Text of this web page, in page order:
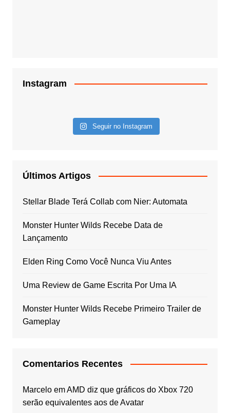
Instagram
Seguir no Instagram
Últimos Artigos
Stellar Blade Terá Collab com Nier: Automata
Monster Hunter Wilds Recebe Data de
Lançamento
Elden Ring Como Você Nunca Viu Antes
Uma Review de Game Escrita Por Uma IA
Monster Hunter Wilds Recebe Primeiro Trailer de
Gameplay
Comentarios Recentes
MarceloemAMD diz que gráficos do Xbox 720
serão equivalentes aos de Avatar